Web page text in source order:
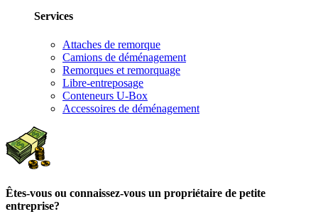
Services
Attaches de remorque
Camions de déménagement
Remorques et remorquage
Libre-entreposage
Conteneurs U-Box
Accessoires de déménagement
Êtes-vous ou connaissez-vous un propriétaire de petite
entreprise?